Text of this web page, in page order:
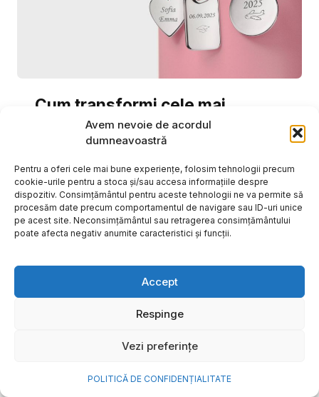
Avem nevoie de acordul
dumneavoastră
Pentru a oferi cele mai bune experiențe, folosim tehnologii precum
cookie-urile pentru a stoca și/sau accesa informațiile despre
dispozitiv. Consimțământul pentru aceste tehnologii ne va permite să
procesăm date precum comportamentul de navigare sau ID-uri unice
pe acest site. Neconsimțământul sau retragerea consimțământului
poate afecta negativ anumite caracteristici și funcții.
Accept
Respinge
Vezi preferințe
POLITICĂ DE CONFIDENȚIALITATE
Cum transformi cele mai
frumoase amintiri ale verii într-
o bijuterie Pandora pe care o
porți zi de zi
Vara este, pentru mulți dintre noi, anotimpul în care
se întâmplă cele mai importante lucruri. Plecăm în
vacanțe pe care le planificăm luni...